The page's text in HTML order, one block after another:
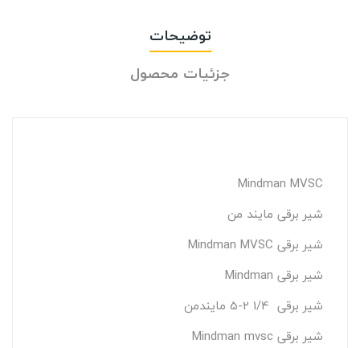
توضیحات
جزئیات محصول
Mindman MVSC
شیر برقی مایند من
شیر برقی Mindman MVSC
شیر برقی Mindman
شیر برقی 1/4 2-5 مایندمن
شیر برقی Mindman mvsc